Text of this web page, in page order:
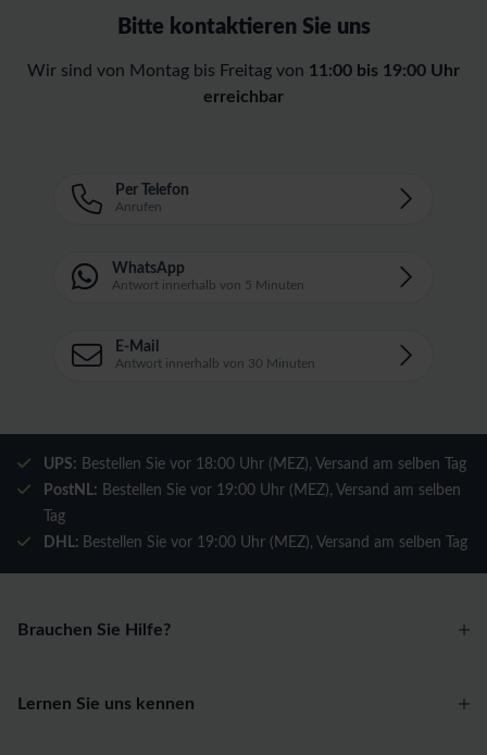
Bitte kontaktieren Sie uns
Wir sind von Montag bis Freitag von 11:00 bis 19:00 Uhr
erreichbar
Per Telefon
Anrufen
WhatsApp
Antwort innerhalb von 5 Minuten
E-Mail
Antwort innerhalb von 30 Minuten
UPS: Bestellen Sie vor 18:00 Uhr (MEZ), Versand am selben Tag
PostNL: Bestellen Sie vor 19:00 Uhr (MEZ), Versand am selben
Tag
DHL: Bestellen Sie vor 19:00 Uhr (MEZ), Versand am selben Tag
Brauchen Sie Hilfe?
Lernen Sie uns kennen